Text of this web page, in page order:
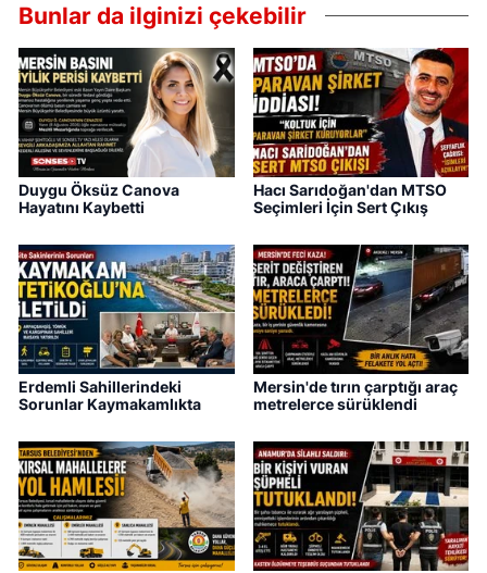
Bunlar da ilginizi çekebilir
Duygu Öksüz Canova
Hayatını Kaybetti
Hacı Sarıdoğan'dan MTSO
Seçimleri İçin Sert Çıkış
Erdemli Sahillerindeki
Sorunlar Kaymakamlıkta
Mersin'de tırın çarptığı araç
metrelerce sürüklendi